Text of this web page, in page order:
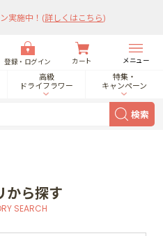
実施中！ (詳しくはこちら)
登録・ログイン カート メニュー
高級
ドライフラワー
特集・
キャンペーン
検索
から探す
SEARCH